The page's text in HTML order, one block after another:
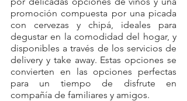
promoción compuesta por una picada
con cervezas y chipá, ideales para
degustar en la comodidad del hogar, y
disponibles a través de los servicios de
delivery y take away. Estas opciones se
convierten en las opciones perfectas
para un tiempo de disfrute en
compañía de familiares y amigos.